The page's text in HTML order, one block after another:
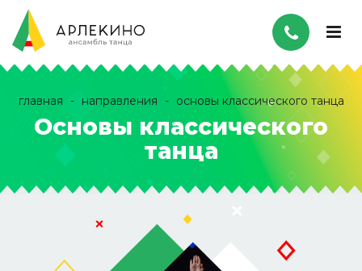
главная направления основы классического танца
Основы классического
танца